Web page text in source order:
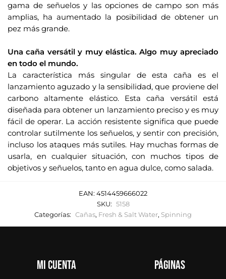
n
i
c
p
a
r
a
u
n
i
r
i
gama de señuelos y las opciones de campo son más
amplias, ha aumentado la posibilidad de obtener un
pez más grande.
Una caña versátil y muy elástica. Algo muy apreciado
en todo el mundo.
La característica más singular de esta caña es el
lanzamiento aguzado y la sensibilidad, que proviene del
carbono altamente elástico. Esta caña versátil está
diseñada para obtener un lanzamiento preciso y es muy
fácil de operar. La acción resistente significa que puede
controlar sutilmente los señuelos, y sentir con precisión,
incluso los ataques más sutiles. Hay muchas formas de
usarla, en cualquier situación, con muchos tipos de
objetivos y señuelos, tanto en agua dulce, como salada.
EAN: 4514459666022
SKU: 5158
Categorías: Cañas, Fresh & Salt Water, Spinning
Mi cuenta Páginas